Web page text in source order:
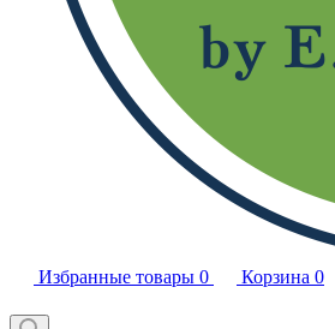
Избранные товары 0 Корзина 0